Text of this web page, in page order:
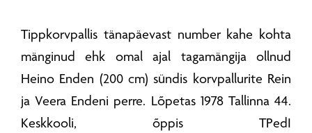
Tippkorvpallis tänapäevast number kahe kohta
mänginud ehk omal ajal tagamängija ollnud
Heino Enden (200 cm) sündis korvpallurite Rein
ja Veera Endeni perre. Lõpetas 1978 Tallinna 44.
Keskkooli, õppis TPedI